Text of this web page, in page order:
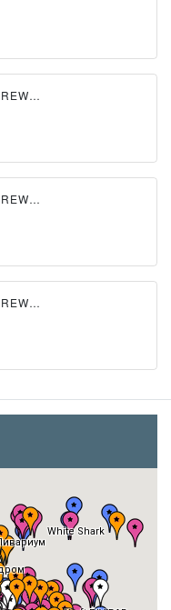
БАКУНИН / BAKUNIN BREWING CO.
БАКУНИН / BAKUNIN BREWING CO.
БАКУНИН / BAKUNIN BREWING CO.